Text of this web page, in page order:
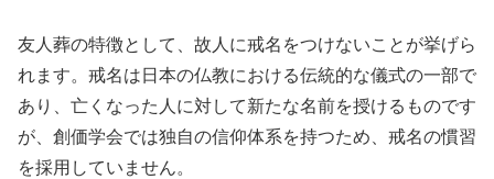
友人葬の特徴として、故人に戒名をつけないことが挙げら
れます。戒名は日本の仏教における伝統的な儀式の一部で
あり、亡くなった人に対して新たな名前を授けるものです
が、創価学会では独自の信仰体系を持つため、戒名の慣習
を採用していません。